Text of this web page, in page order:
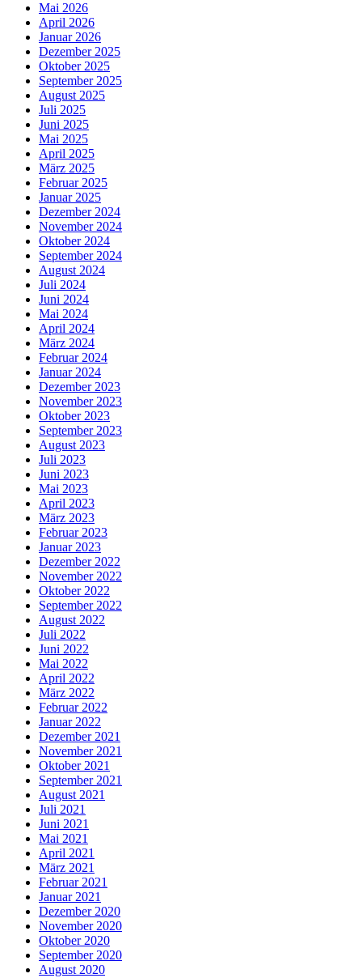
Mai 2026
April 2026
Januar 2026
Dezember 2025
Oktober 2025
September 2025
August 2025
Juli 2025
Juni 2025
Mai 2025
April 2025
März 2025
Februar 2025
Januar 2025
Dezember 2024
November 2024
Oktober 2024
September 2024
August 2024
Juli 2024
Juni 2024
Mai 2024
April 2024
März 2024
Februar 2024
Januar 2024
Dezember 2023
November 2023
Oktober 2023
September 2023
August 2023
Juli 2023
Juni 2023
Mai 2023
April 2023
März 2023
Februar 2023
Januar 2023
Dezember 2022
November 2022
Oktober 2022
September 2022
August 2022
Juli 2022
Juni 2022
Mai 2022
April 2022
März 2022
Februar 2022
Januar 2022
Dezember 2021
November 2021
Oktober 2021
September 2021
August 2021
Juli 2021
Juni 2021
Mai 2021
April 2021
März 2021
Februar 2021
Januar 2021
Dezember 2020
November 2020
Oktober 2020
September 2020
August 2020